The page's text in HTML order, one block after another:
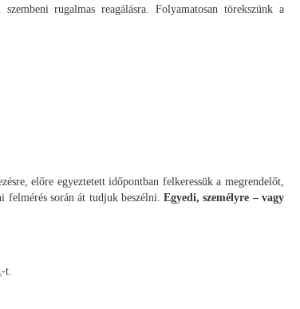
rugalmas reagálásra. Folyamatosan törekszünk a
előre egyeztetett időpontban felkeressük a megrendelőt,
felmérés során át tudjuk beszélni.Egyedi, személyre – vagy
-t.